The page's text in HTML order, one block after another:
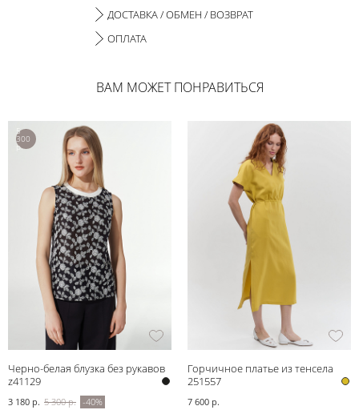
ДОСТАВКА / ОБМЕН / ВОЗВРАТ
ОПЛАТА
ВАМ МОЖЕТ ПОНРАВИТЬСЯ
5
300
р.
Черно-белая блузка без рукавов
z41129
3 180 р. 5 300 р. -40%
Горчичное платье из тенсела
Bravissimo
251557
7 600 р.